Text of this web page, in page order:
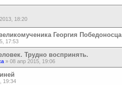
18:20
Георгия Победоносца
17:53
Трудно воспринять.
» 08 апр 2015, 19:06
19:34